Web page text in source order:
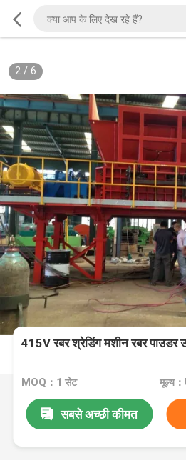
2/ 6
415V रबर श्रेडिंग मशीन रबर पाउडर
MOQ：1 सेट मूल्य
सबसे अच्छी कीमत